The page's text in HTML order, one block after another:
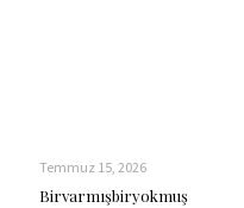
Temmuz 15, 2026
Birvarmışbiryokmuş